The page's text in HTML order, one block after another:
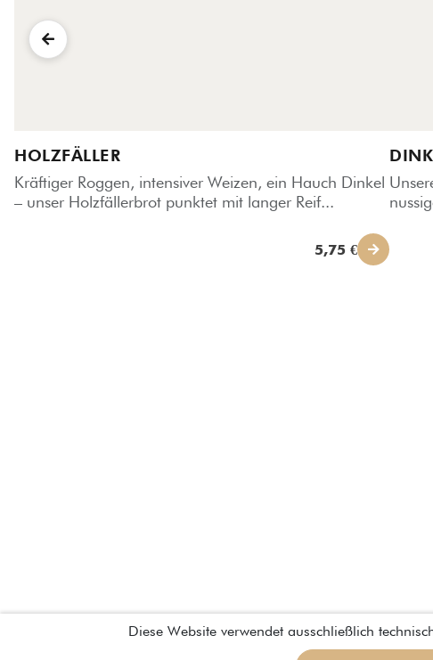
HOLZFÄLLER
Kräftiger Roggen, intensiver Weizen, ein Hauch Dinkel
– unser Holzfällerbrot punktet mit langer Reif...
5,75 €
Diese Website verwendet ausschließlich